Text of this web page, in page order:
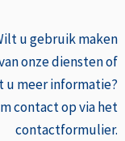
u gebruikmaken
onze diensten of
u meer informatie?
contact op via het
contactformulier.